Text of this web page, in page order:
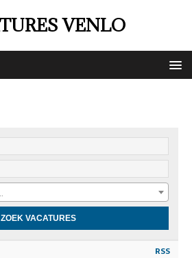
VENLO
RSS